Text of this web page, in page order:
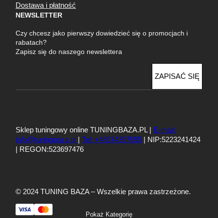
Pokaż Kategorię
Dostawa i płatność
NEWSLETTER
Czy chcesz jako pierwszy dowiedzieć się o promocjach i
rabatach?
Zapisz się do naszego newslettera
a
ZAPISAĆ SIĘ
Sklep tuningowy online TUNINGBAZA.PL |
E-mail:
info@tuningbaza.pl
Tel: +48574397555 | NIP:5223241424
| REGON:523697476
© 2024 TUNING BAZA – Wszelkie prawa zastrzeżone.